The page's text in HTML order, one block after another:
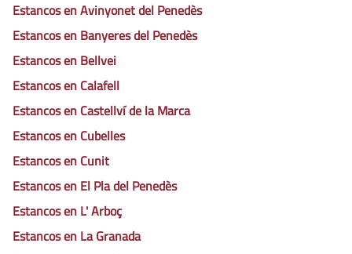
Estancos en Avinyonet del Penedès
Estancos en Banyeres del Penedès
Estancos en Bellvei
Estancos en Calafell
Estancos en Castellví de la Marca
Estancos en Cubelles
Estancos en Cunit
Estancos en El Pla del Penedès
Estancos en L' Arboç
Estancos en La Granada